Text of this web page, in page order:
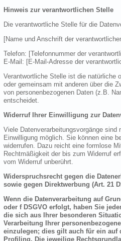
Hinweis zur verantwortlichen Stelle
Die verantwortliche Stelle für die
[Name und Anschrift der
Telefon: [Telefonnummer der
E-Mail: [E-Mail-Adresse der
Verantwortliche Stelle ist die natürliche
oder gemeinsam mit anderen über die
von personenbezogenen Daten (z.B.
entscheidet.
Widerruf Ihrer Einwilligung zur
Viele Datenverarbeitungsvorgänge sind
Einwilligung möglich. Sie können eine
widerrufen. Dazu reicht eine formlose
Rechtmäßigkeit der bis zum Widerruf
vom Widerruf unberührt.
Widerspruchsrecht gegen die
sowie gegen Direktwerbung (Art. 21
Wenn die Datenverarbeitung auf
oder f DSGVO erfolgt, haben Sie
die sich aus Ihrer besonderen
Verarbeitung Ihrer
einzulegen; dies gilt auch für ein auf
Profiling. Die jeweilige